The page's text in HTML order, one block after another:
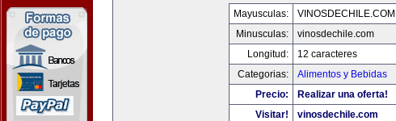
Mayusculas:
VINOSDECHILE.COM
Minusculas:
vinosdechile.com
Longitud:
12 caracteres
Categorias:
Alimentos y Bebidas
Precio:
Realizar una oferta!
Visitar!
vinosdechile.com